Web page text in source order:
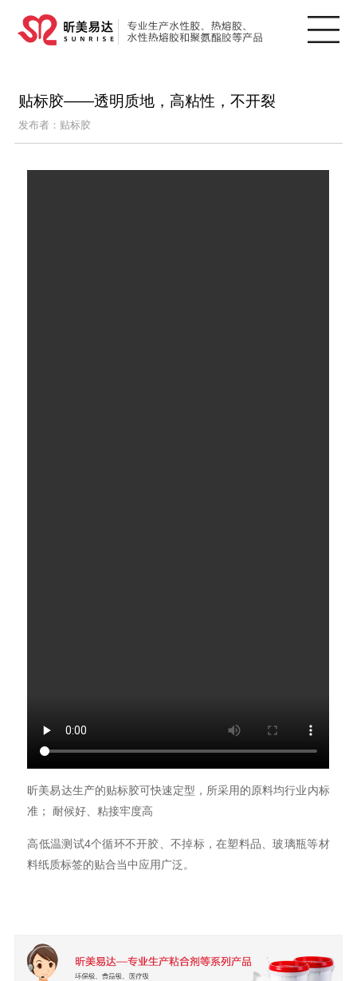
贴标胶——透明质地，高粘性，不开裂
发布者：贴标胶
昕美易达生产的贴标胶可快速定型，所采用的原料均行业内标
准； 耐候好、粘接牢度高
高低温测试4个循环不开胶、不掉标，在塑料品、玻璃瓶等材
料纸质标签的贴合当中应用广泛。